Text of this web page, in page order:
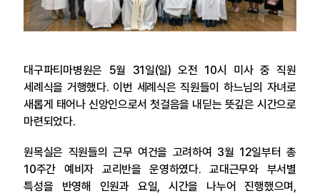
대구파티마병원은 5월 31일(일) 오전 10시 미사 중 직원
세례식을 거행했다. 이번 세례식은 직원들이 하느님의 자녀로
새롭게 태어나 신앙인으로서 첫걸음을 내딛는 뜻깊은 시간으로
마련되었다.
원목실은 직원들의 근무 여건을 고려하여 3월 12일부터 총
10주간 예비자 교리반을 운영하였다. 교대근무와 부서별
특성을 반영해 인원과 요일, 시간을 나누어 진행했으며,